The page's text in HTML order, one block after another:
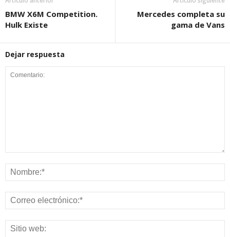
BMW X6M Competition.
Hulk Existe
Mercedes completa su
gama de Vans
Dejar respuesta